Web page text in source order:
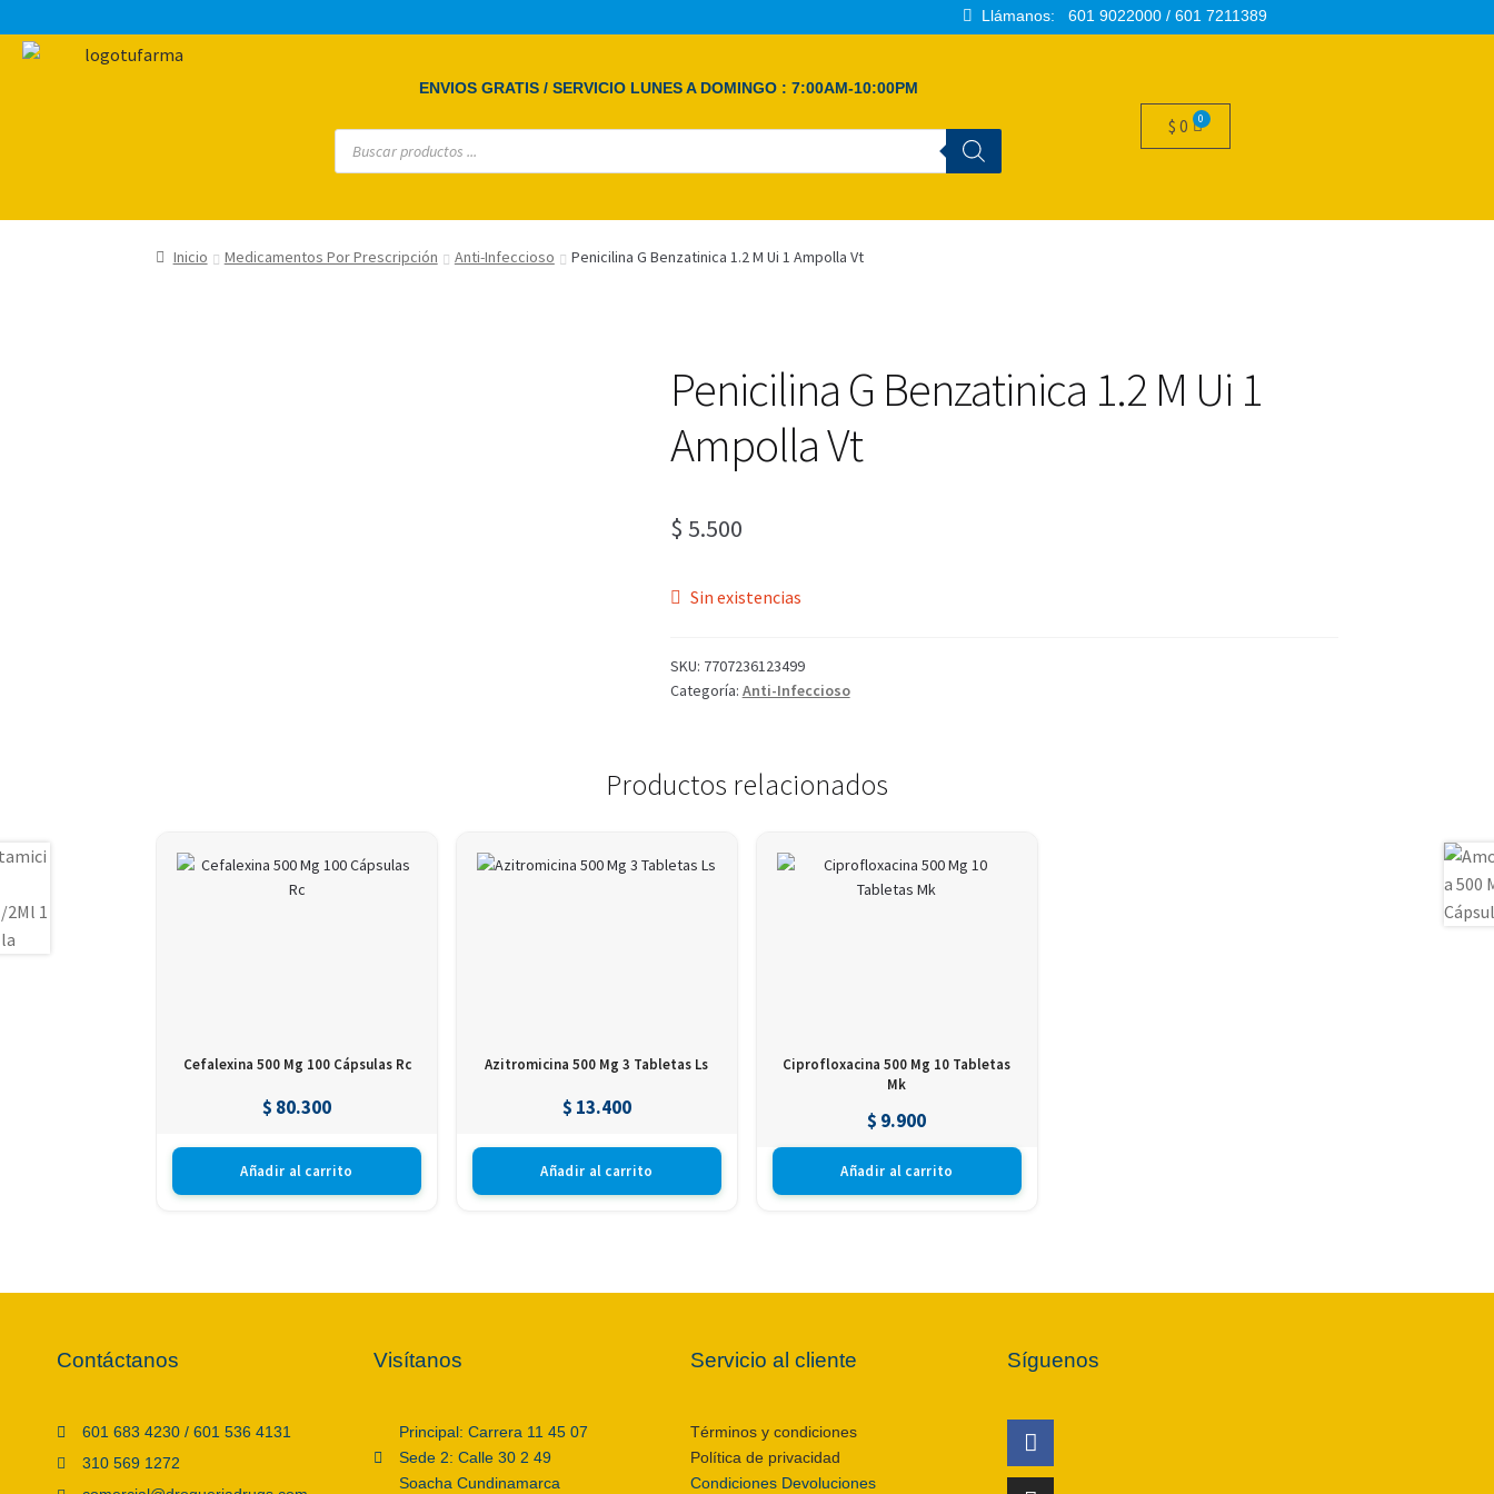
Llámanos: 601 9022000 / 601 7211389
ENVIOS GRATIS / SERVICIO LUNES A DOMINGO : 7:00AM-10:00PM
$ 0
Inicio Medicamentos Por Prescripción Anti-Infeccioso Penicilina G Benzatinica 1.2 M Ui 1 Ampolla Vt
Penicilina G Benzatinica 1.2 M Ui 1
Ampolla Vt
$ 5.500
Sin existencias
SKU: 7707236123499
Categoría: Anti-Infeccioso
Productos relacionados
Cefalexina 500 Mg 100 Cápsulas Rc
$ 80.300
Añadir al carrito
Azitromicina 500 Mg 3 Tabletas Ls
$ 13.400
Añadir al carrito
Ciprofloxacina 500 Mg 10 Tabletas
Mk
$ 9.900
Añadir al carrito
Contáctanos
601 683 4230 / 601 536 4131
310 569 1272
Visítanos
Principal: Carrera 11 45 07
Sede 2: Calle 30 2 49
Soacha Cundinamarca
Servicio al cliente
Términos y condiciones
Política de privacidad
Condiciones Devoluciones
Síguenos